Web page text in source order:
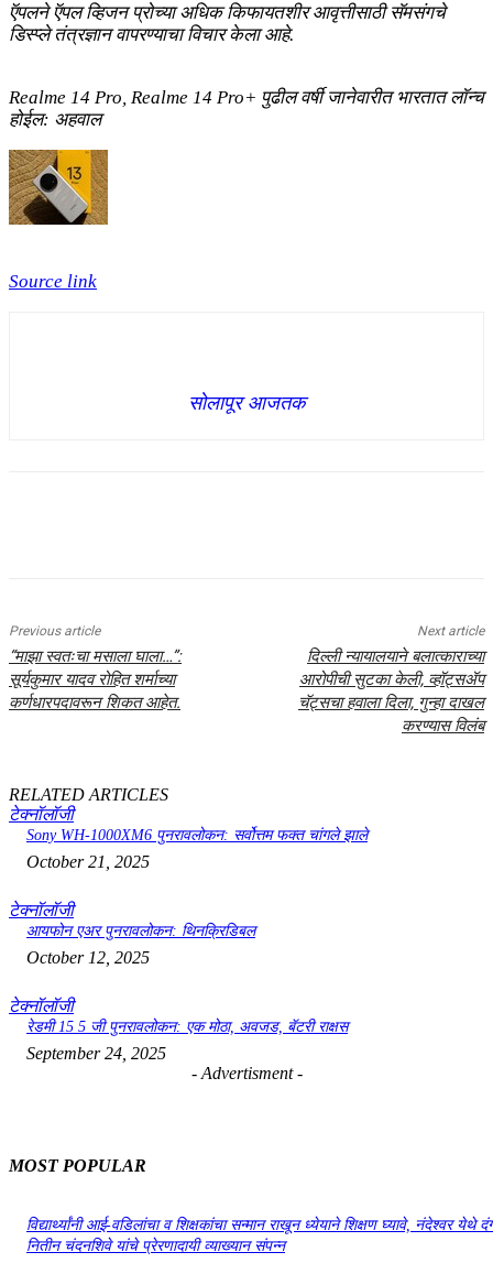
ऍपलने ऍपल व्हिजन प्रोच्या अधिक किफायतशीर आवृत्तीसाठी सॅमसंगचे
डिस्प्ले तंत्रज्ञान वापरण्याचा विचार केला आहे.
Realme 14 Pro, Realme 14 Pro+ पुढील वर्षी जानेवारीत भारतात लॉन्च
होईल: अहवाल
Source link
सोलापूर आजतक
Previous article
“माझा स्वतःचा मसाला घाला…”:
सूर्यकुमार यादव रोहित शर्माच्या
कर्णधारपदावरून शिकत आहेत.
Next article
दिल्ली न्यायालयाने बलात्काराच्या
आरोपीची सुटका केली, व्हॉट्सॲप
चॅट्सचा हवाला दिला, गुन्हा दाखल
करण्यास विलंब
RELATED ARTICLES
टेक्नॉलॉजी
Sony WH-1000XM6 पुनरावलोकन: सर्वोत्तम फक्त चांगले झाले
October 21, 2025
टेक्नॉलॉजी
आयफोन एअर पुनरावलोकन: थिनक्रिडिबल
October 12, 2025
टेक्नॉलॉजी
रेडमी 15 5 जी पुनरावलोकन: एक मोठा, अवजड, बॅटरी राक्षस
September 24, 2025
- Advertisment -
MOST POPULAR
विद्यार्थ्यांनी आई-वडिलांचा व शिक्षकांचा सन्मान राखून ध्येयाने शिक्षण घ्यावे, नंदेश्वर येथे
नितीन चंदनशिवे यांचे प्रेरणादायी व्याख्यान संपन्न